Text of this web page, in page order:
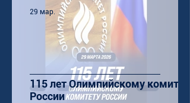
115 лет Олимпийскому комитету
России
29 мар.